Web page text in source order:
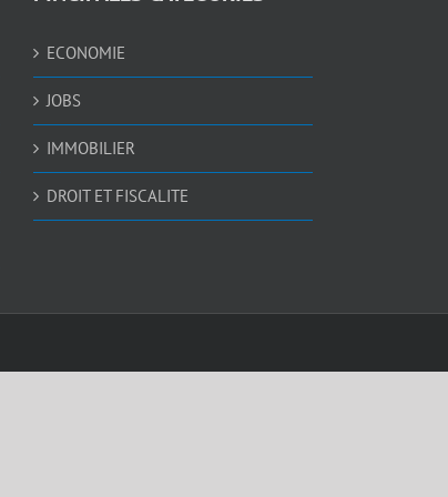
ECONOMIE
JOBS
IMMOBILIER
DROIT ET FISCALITE